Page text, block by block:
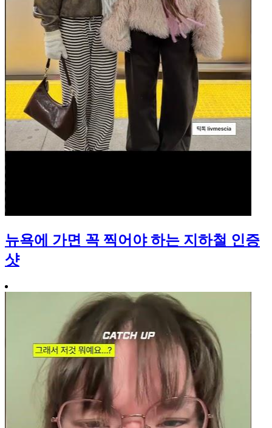
뉴욕에 가면 꼭 찍어야 하는 지하철 인증
샷